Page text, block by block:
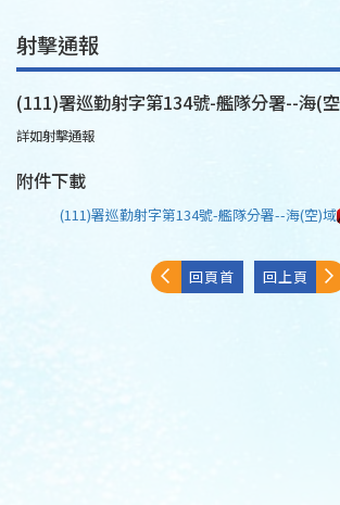
射擊通報
(111)署巡勤射字第134號-艦隊分署--海(
詳如射擊通報
附件下載
(111)署巡勤射字第134號-艦隊分署--海(空)域
回頁首 回上頁